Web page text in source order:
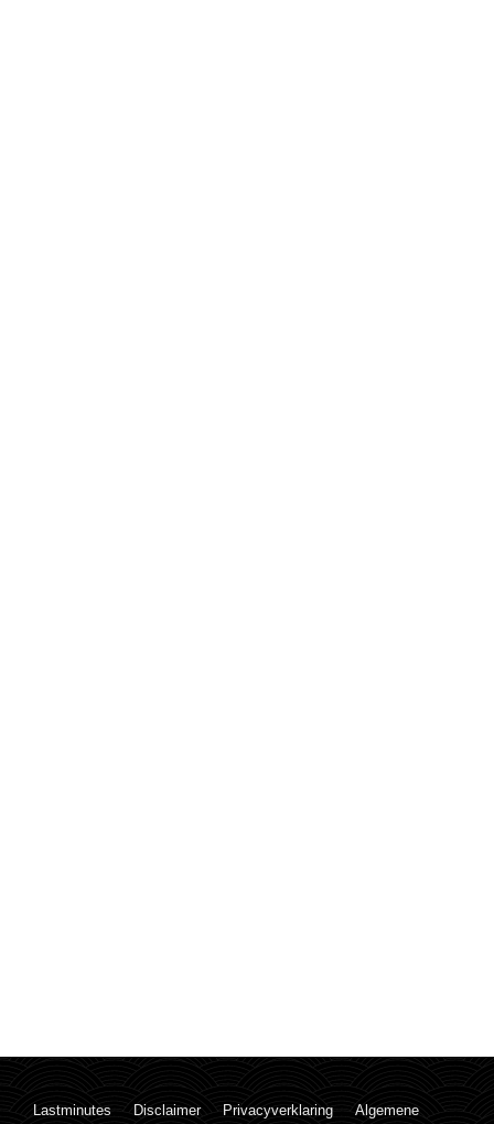
Lastminutes Disclaimer Privacyverklaring
Algemene